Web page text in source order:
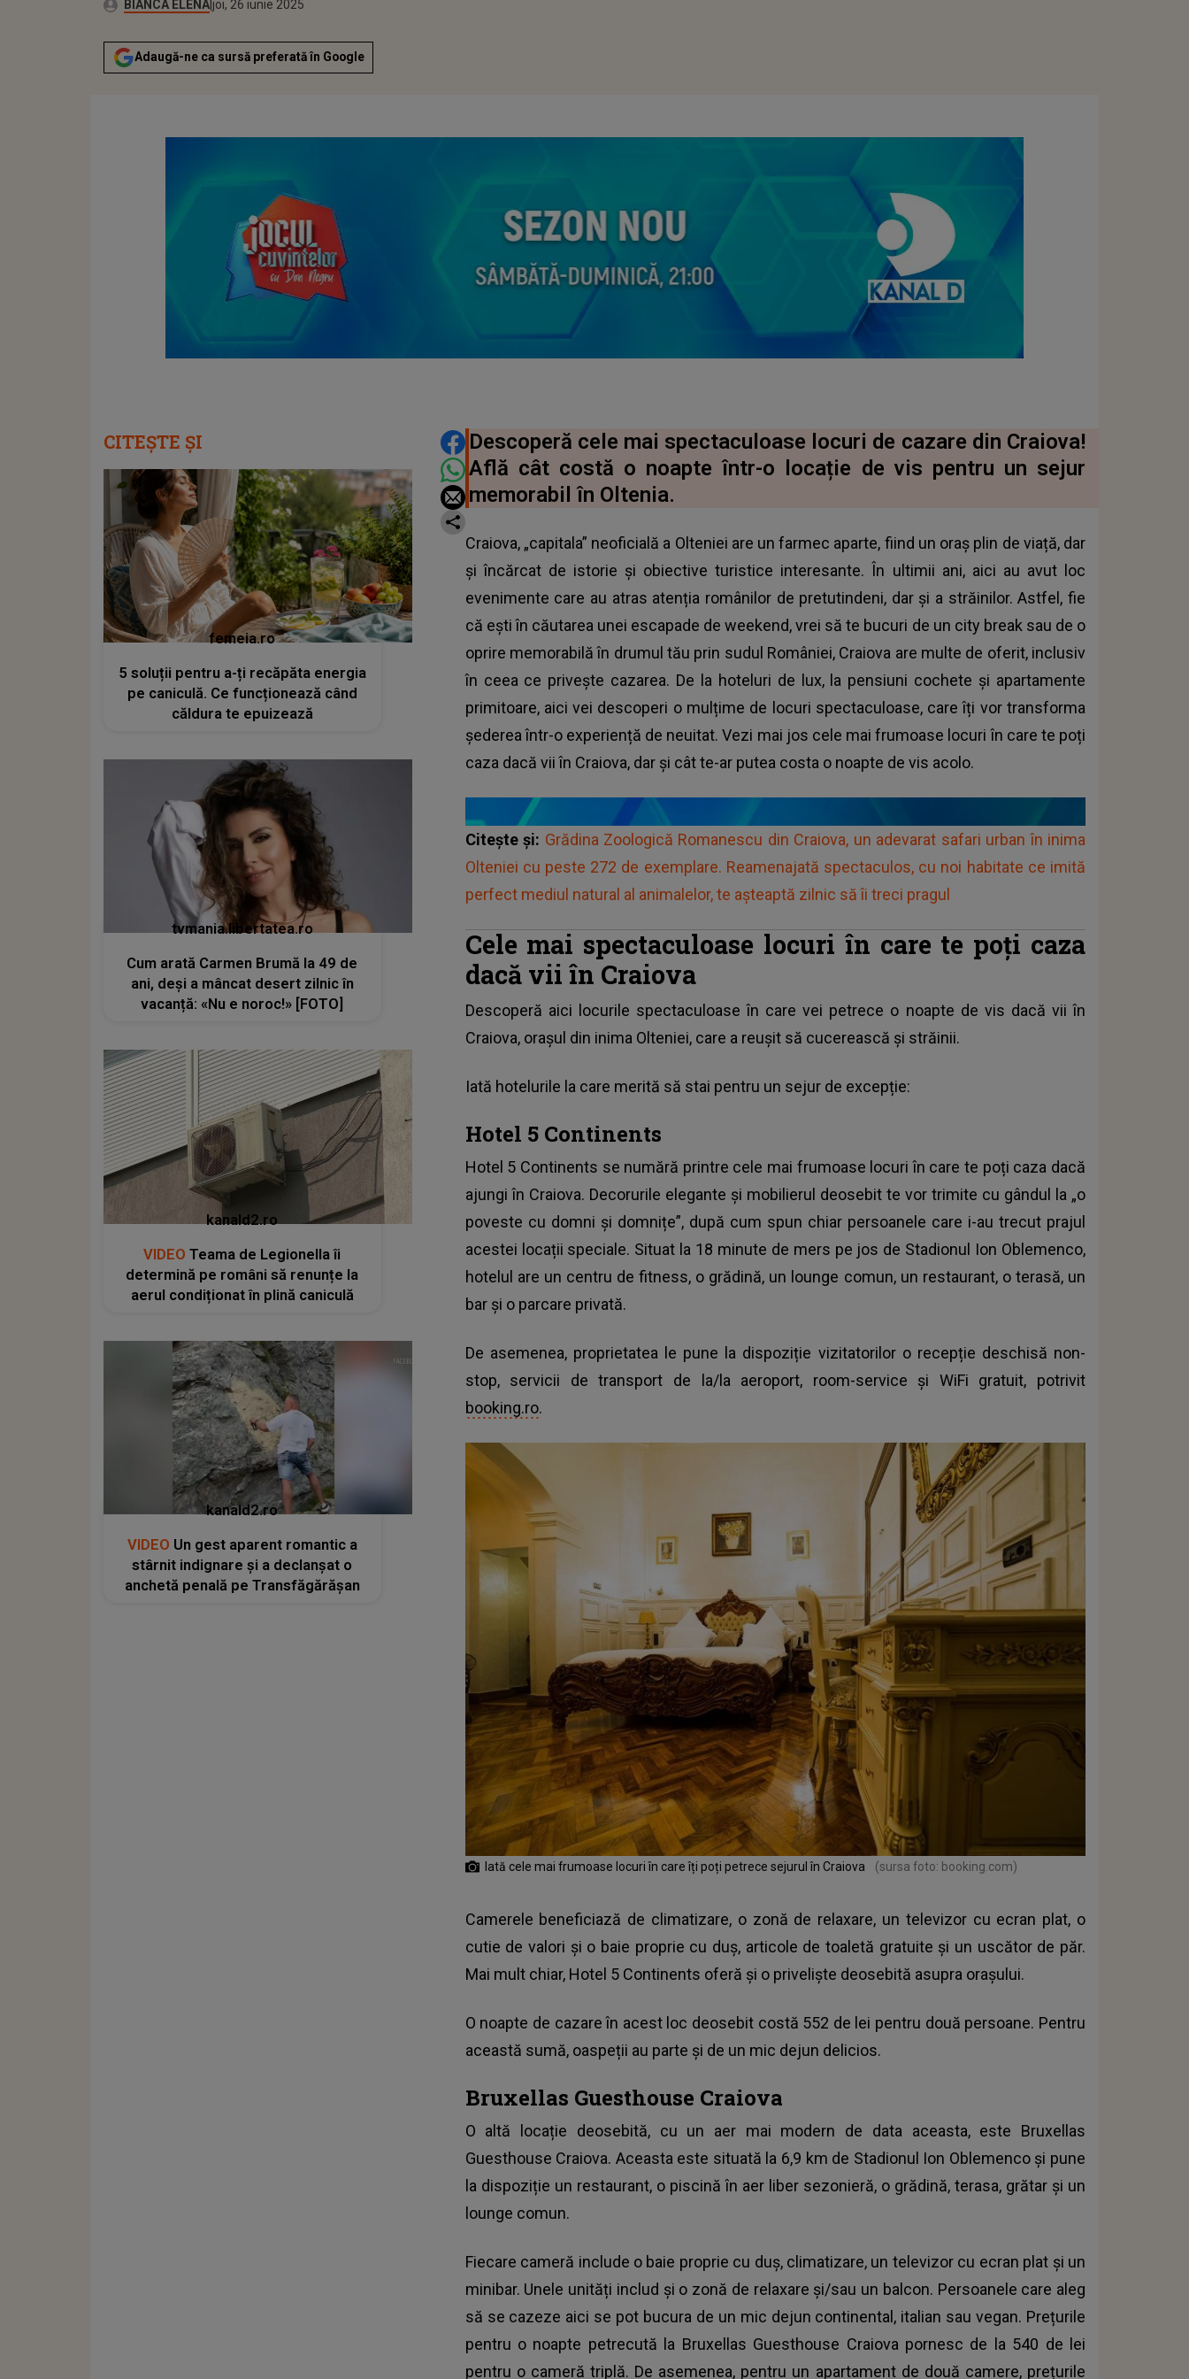
Autor:BIANCA ELENA joi, 26 iunie 2025
Actualizat:
joi, 26 iunie 2025
Adaugă-ne ca sursă preferată în Google
DISTRIBUIE ARTICOLUL
Descoperă cele mai spectaculoase locuri de cazare din Craiova!
Află cât costă o noapte într-o locație de vis pentru un sejur
memorabil în Oltenia.
Craiova, „capitala” neoficială a Olteniei are un farmec aparte, fiind un oraș plin de viață, dar
și încărcat de istorie și obiective turistice interesante. În ultimii ani, aici au avut loc
evenimente care au atras atenția românilor de pretutindeni, dar și a străinilor. Astfel, fie
că ești în căutarea unei escapade de weekend, vrei să te bucuri de un city break sau de o
oprire memorabilă în drumul tău prin sudul României, Craiova are multe de oferit, inclusiv
în ceea ce privește cazarea. De la hoteluri de lux, la pensiuni cochete și apartamente
primitoare, aici vei descoperi o mulțime de locuri spectaculoase, care îți vor transforma
șederea într-o experiență de neuitat. Vezi mai jos cele mai frumoase locuri în care te poți
caza dacă vii în Craiova, dar și cât te-ar putea costa o noapte de vis acolo.
Citește și: Grădina Zoologică Romanescu din Craiova, un adevarat safari urban în inima
Olteniei cu peste 272 de exemplare. Reamenajată spectaculos, cu noi habitate ce imită
perfect mediul natural al animalelor, te așteaptă zilnic să îi treci pragul
Cele mai spectaculoase locuri în care te poți caza
dacă vii în Craiova
Descoperă aici locurile spectaculoase în care vei petrece o noapte de vis dacă vii în
Craiova, orașul din inima Olteniei, care a reușit să cucerească și străinii.
Iată hotelurile la care merită să stai pentru un sejur de excepție:
Hotel 5 Continents
Hotel 5 Continents se numără printre cele mai frumoase locuri în care te poți caza dacă
ajungi în Craiova. Decorurile elegante și mobilierul deosebit te vor trimite cu gândul la „o
poveste cu domni și domnițe”, după cum spun chiar persoanele care i-au trecut prajul
acestei locații speciale. Situat la 18 minute de mers pe jos de Stadionul Ion Oblemenco,
hotelul are un centru de fitness, o grădină, un lounge comun, un restaurant, o terasă, un
bar și o parcare privată.
De asemenea, proprietatea le pune la dispoziție vizitatorilor o recepție deschisă non-
stop, servicii de transport de la/la aeroport, room-service și WiFi gratuit, potrivit
booking.ro.
Iată cele mai frumoase locuri în care îți poți petrece sejurul în Craiova (sursa foto: booking.com)
Camerele beneficiază de climatizare, o zonă de relaxare, un televizor cu ecran plat, o
cutie de valori și o baie proprie cu duș, articole de toaletă gratuite și un uscător de păr.
Mai mult chiar, Hotel 5 Continents oferă și o priveliște deosebită asupra orașului.
O noapte de cazare în acest loc deosebit costă 552 de lei pentru două persoane. Pentru
această sumă, oaspeții au parte și de un mic dejun delicios.
Bruxellas Guesthouse Craiova
O altă locație deosebită, cu un aer mai modern de data aceasta, este Bruxellas
Guesthouse Craiova. Aceasta este situată la 6,9 km de Stadionul Ion Oblemenco și pune
la dispoziție un restaurant, o piscină în aer liber sezonieră, o grădină, terasa, grătar și un
lounge comun.
Fiecare cameră include o baie proprie cu duș, climatizare, un televizor cu ecran plat și un
minibar. Unele unități includ și o zonă de relaxare și/sau un balcon. Persoanele care aleg
să se cazeze aici se pot bucura de un mic dejun continental, italian sau vegan. Prețurile
pentru o noapte petrecută la Bruxellas Guesthouse Craiova pornesc de la 540 de lei
pentru o cameră triplă. De asemenea, pentru un apartament de două camere, prețurile
CITEȘTE ȘI
femeia.ro
5 soluții pentru a-ți recăpăta energia
pe caniculă. Ce funcționează când
căldura te epuizează
tvmania.libertatea.ro
Cum arată Carmen Brumă la 49 de
ani, deși a mâncat desert zilnic în
vacanță: «Nu e noroc!» [FOTO]
kanald2.ro
VIDEO Teama de Legionella îi
determină pe români să renunțe la
aerul condiționat în plină caniculă
kanald2.ro
VIDEO Un gest aparent romantic a
stârnit indignare și a declanșat o
anchetă penală pe Transfăgărășan